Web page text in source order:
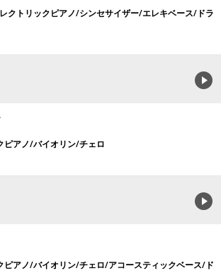
クトリックピアノ/シンセサイザー/エレキベース/ドラ
ピアノ/バイオリン/チェロ
ピアノ/バイオリン/チェロ/アコースティックベース/ド